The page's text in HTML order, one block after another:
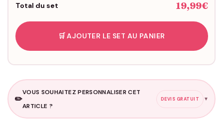
Total du set 19,99€
🛒 AJOUTER LE SET AU PANIER
✏️
VOUS SOUHAITEZ PERSONNALISER CET
ARTICLE ?
DEVIS GRATUIT ▼